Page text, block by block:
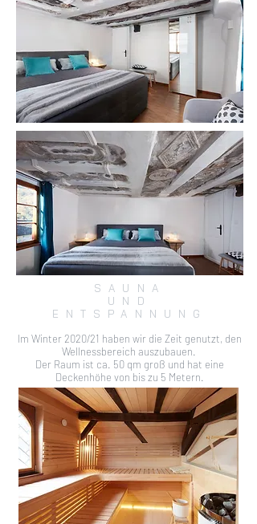
SAUNA
UND
ENTSPANNUNG
Im Winter 2020/21 haben wir die Zeit genutzt, den
Wellnessbereich auszubauen.
Der Raum ist ca. 50 qm groß und hat eine
Deckenhöhe von bis zu 5 Metern.